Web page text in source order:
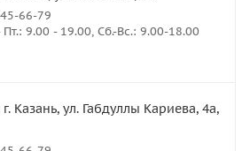
66-79
9.00 - 19.00, Сб.-Вс.: 9.00-18.00
Казань, ул. Габдуллы Кариева, 4а,